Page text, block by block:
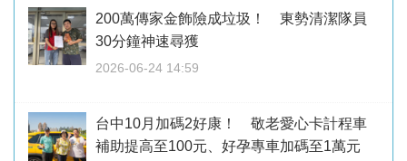
200萬傳家金飾險成垃圾！ 東勢清潔隊員
30分鐘神速尋獲
2026-06-24 14:59
台中10月加碼2好康！ 敬老愛心卡計程車
補助提高至100元、好孕專車加碼至1萬元